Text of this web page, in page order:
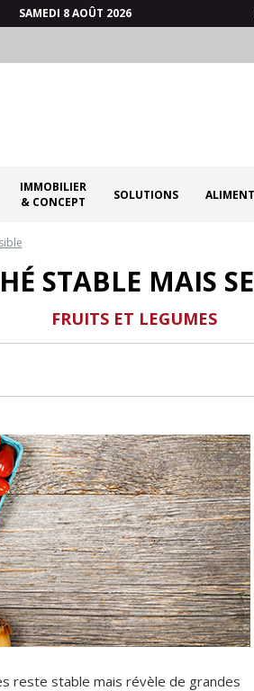
SAMEDI 8 AOÛT 2026
IMMOBILIER
& CONCEPT
SOLUTIONS
STABLE MAIS
FRUITS ET LEGUMES
reste stable mais révèle de grandes